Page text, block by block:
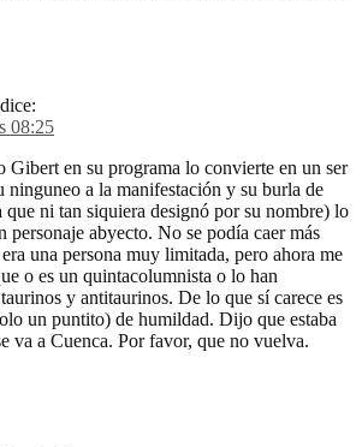
dice:
08:25
Gibert en su programa lo convierte en un ser
ninguneo a la manifestación y su burla de
que ni tan siquiera designó por su nombre) lo
personaje abyecto. No se podía caer más
una persona muy limitada, pero ahora me
o es un quintacolumnista o lo han
y antitaurinos. De lo que sí carece es
un puntito) de humildad. Dijo que estaba
va a Cuenca. Por favor, que no vuelva.